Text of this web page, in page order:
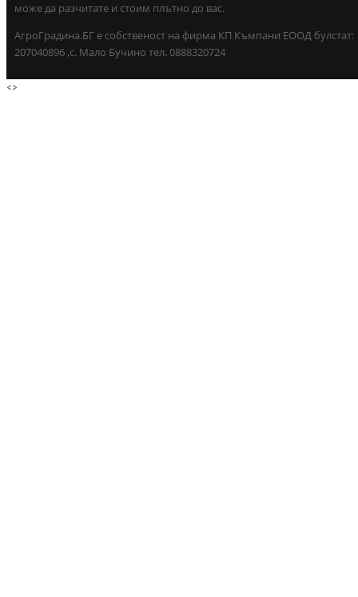
може да разчитате и стоим плътно до вас.
АгроГрадина.БГ е собственост на фирма КП Къмпани ЕООД булстат:
207040896 ,с. Мало Бучино тел. 0888320724
<>